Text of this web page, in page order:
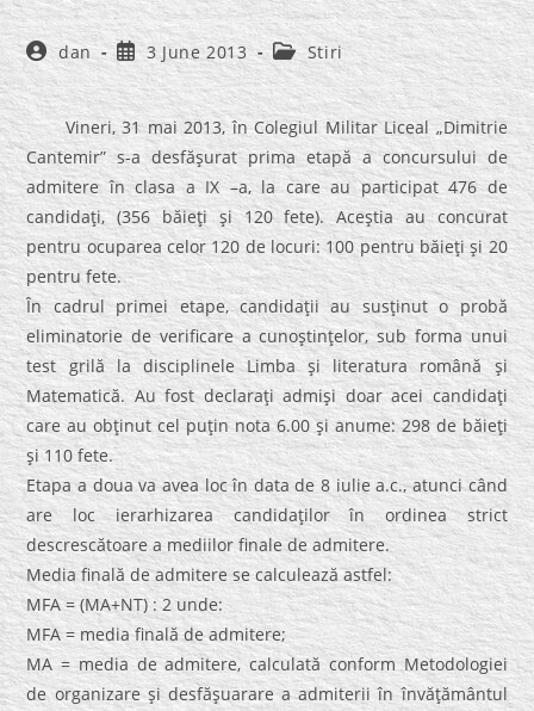
Post
author:
dan
Post
published:
3 June 2013
Post
category:
Stiri
Vineri, 31 mai 2013, în Colegiul Militar Liceal „Dimitrie
Cantemir” s-a desfăşurat prima etapă a concursului de
admitere în clasa a IX –a, la care au participat 476 de
candidaţi, (356 băieţi şi 120 fete). Aceştia au concurat
pentru ocuparea celor 120 de locuri: 100 pentru băieţi şi 20
pentru fete.
În cadrul primei etape, candidaţii au susţinut o probă
eliminatorie de verificare a cunoştinţelor, sub forma unui
test grilă la disciplinele Limba şi literatura română şi
Matematică. Au fost declaraţi admişi doar acei candidaţi
care au obţinut cel puţin nota 6.00 şi anume: 298 de băieţi
şi 110 fete.
Etapa a doua va avea loc în data de 8 iulie a.c., atunci când
are loc ierarhizarea candidaţilor în ordinea strict
descrescătoare a mediilor finale de admitere.
Media finală de admitere se calculează astfel:
MFA = (MA+NT) : 2 unde:
MFA = media finală de admitere;
MA = media de admitere, calculată conform Metodologiei
de organizare şi desfăşuarare a admiterii în învăţământul